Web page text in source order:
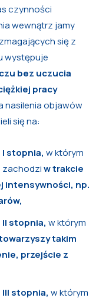
czynności
wewnątrz jamy
się z
występuje
bez uczucia
pracy
nasilenia objawów
się na:
I stopnia, w którym
zachodziw trakcie
intensywności, np.
II stopnia, w którym
takim
przejście z
III stopnia, w którym